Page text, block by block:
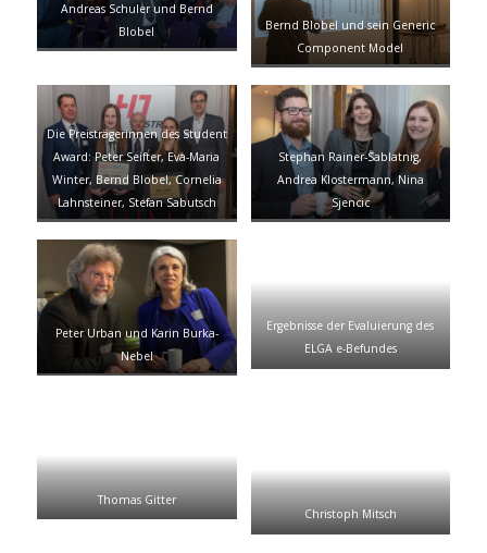
Andreas Schuler und Bernd
Blobel
Bernd Blobel und sein Generic
Component Model
Die Preisträgerinnen des Student
Award: Peter Seifter, Eva-Maria
Winter, Bernd Blobel, Cornelia
Lahnsteiner, Stefan Sabutsch
Stephan Rainer-Sablatnig,
Andrea Klostermann, Nina
Sjencic
Peter Urban und Karin Burka-
Nebel
Ergebnisse der Evaluierung des
ELGA e-Befundes
Thomas Gitter
Christoph Mitsch